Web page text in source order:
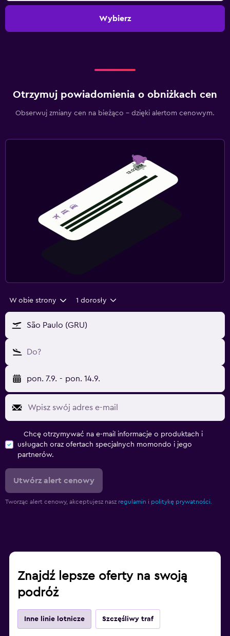
Wybierz
Otrzymuj powiadomienia o obniżkach cen
Obserwuj zmiany cen na bieżąco – dzięki alertom cenowym.
W obie strony 1 dorosły
São Paulo (GRU)
Do?
pon. 7.9. - pon. 14.9.
Chcę otrzymywać na e-mail informacje o produktach i
usługach oraz ofertach specjalnych momondo i jego
partnerów.
Utwórz alert cenowy
Tworząc alert cenowy, akceptujesz nasz regulamin i politykę prywatności.
Znajdź lepsze oferty na swoją
podróż
Inne linie lotnicze Szczęśliwy traf